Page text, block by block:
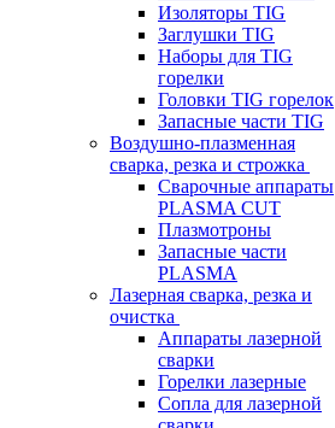
Изоляторы TIG
Заглушки TIG
Наборы для TIG
горелки
Головки TIG горелок
Запасные части TIG
Воздушно-плазменная
сварка, резка и строжка
Сварочные аппараты
PLASMA CUT
Плазмотроны
Запасные части
PLASMA
Лазерная сварка, резка и
очистка
Аппараты лазерной
сварки
Горелки лазерные
Сопла для лазерной